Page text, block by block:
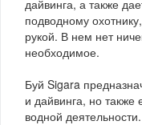
дайвинга, а также
подводному
рукой. В нем нет
необходимое.
Буй Sigara
и дайвинга, но
водной деятельности.